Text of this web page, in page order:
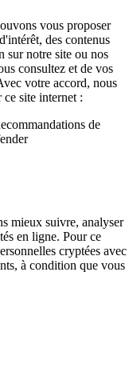
vous proposer
des contenus
sur notre site ou nos
consultez et de vos
votre accord, nous
ce site internet :
de
mieux suivre, analyser
en ligne. Pour ce
cryptées avec
à condition que vous